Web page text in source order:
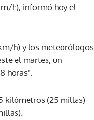
h), informó hoy el
h) y los meteorólogos
el martes, un
horas".
kilómetros (25 millas)